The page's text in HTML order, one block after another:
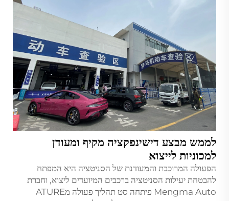
לממש מבצע דישינפקציה מקיף ומעודן
למכוניות לייצוא
הפעולה המרוכבת והמעודנת של הסניטציה היא המפתח
להבטחת יעילות הסניטציה ברכבים המיועדים ליצוא, וחברת
Mengma Auto פיתחה סט תהליך פעולה מATURE